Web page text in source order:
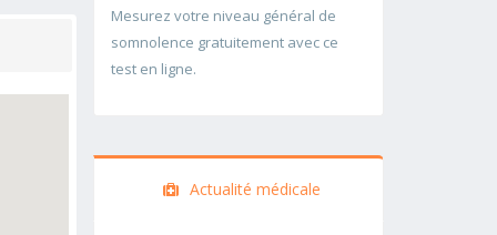
Mesurez votre niveau général de
somnolence gratuitement avec ce
test en ligne.
Actualité médicale